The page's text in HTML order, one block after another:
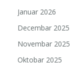
Januar 2026
Decembar 2025
Novembar 2025
Oktobar 2025